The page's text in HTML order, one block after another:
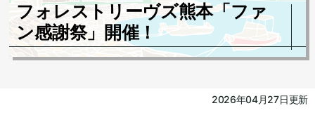
フォレストリーヴズ熊本「ファ
ン感謝祭」開催！
2026年04月27日更新